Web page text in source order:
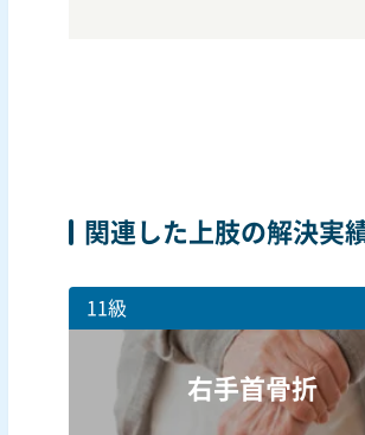
関連した上肢の解決実
11級
右手首骨折